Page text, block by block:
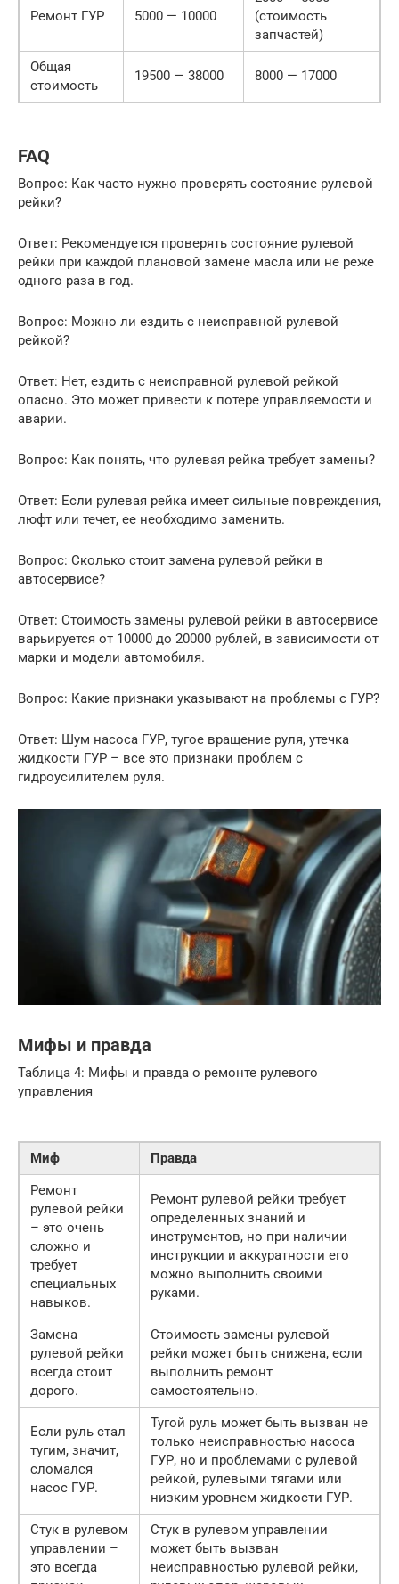
Ремонт ГУР 5000 — 10000
(стоимость
запчастей)
Общая
стоимость
19500 — 38000 8000 — 17000
FAQ
Вопрос: Как часто нужно проверять состояние рулевой
рейки?
Ответ: Рекомендуется проверять состояние рулевой
рейки при каждой плановой замене масла или не реже
одного раза в год.
Вопрос: Можно ли ездить с неисправной рулевой
рейкой?
Ответ: Нет, ездить с неисправной рулевой рейкой
опасно. Это может привести к потере управляемости и
аварии.
Вопрос: Как понять, что рулевая рейка требует замены?
Ответ: Если рулевая рейка имеет сильные повреждения,
люфт или течет, ее необходимо заменить.
Вопрос: Сколько стоит замена рулевой рейки в
автосервисе?
Ответ: Стоимость замены рулевой рейки в автосервисе
варьируется от 10000 до 20000 рублей, в зависимости от
марки и модели автомобиля.
Вопрос: Какие признаки указывают на проблемы с ГУР?
Ответ: Шум насоса ГУР, тугое вращение руля, утечка
жидкости ГУР – все это признаки проблем с
гидроусилителем руля.
Мифы и правда
Таблица 4: Мифы и правда о ремонте рулевого
управления
Миф
Правда
Ремонт
рулевой рейки
– это очень
сложно и
требует
специальных
навыков.
Ремонт рулевой рейки требует
определенных знаний и
инструментов, но при наличии
инструкции и аккуратности его
можно выполнить своими
руками.
Замена
рулевой рейки
всегда стоит
дорого.
Стоимость замены рулевой
рейки может быть снижена, если
выполнить ремонт
самостоятельно.
Если руль стал
тугим, значит,
сломался
насос ГУР.
Тугой руль может быть вызван не
только неисправностью насоса
ГУР, но и проблемами с рулевой
рейкой, рулевыми тягами или
низким уровнем жидкости ГУР.
Стук в рулевом
управлении –
это всегда
Стук в рулевом управлении
может быть вызван
неисправностью рулевой рейки,